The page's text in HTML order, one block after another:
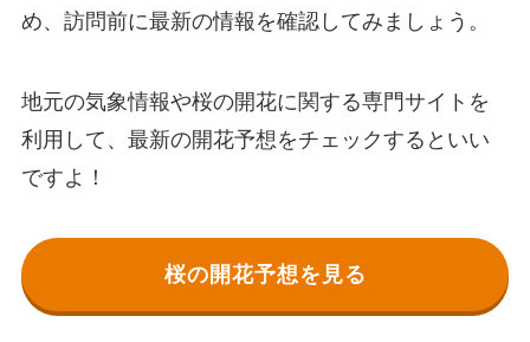
め、訪問前に最新の情報を確認してみましょう。
地元の気象情報や桜の開花に関する専門サイトを
利用して、最新の開花予想をチェックするといい
ですよ！
桜の開花予想を見る